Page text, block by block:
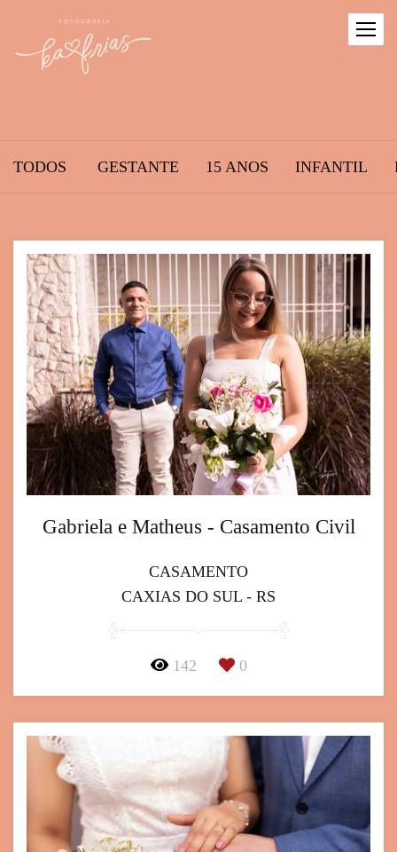
TODOS GESTANTE 15 ANOS INFANTIL
Gabriela e Matheus - Casamento Civil
CASAMENTO
CAXIAS DO SUL - RS
142 0